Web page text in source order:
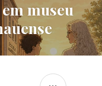
museu
LATERAL